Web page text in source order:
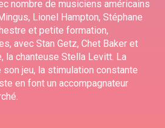
nombre de musiciens américains
Lionel Hampton, Stéphane
et petite formation,
avec Stan Getz, Chet Baker et
la chanteuse Stella Levitt. La
jeu, la stimulation constante
en font un accompagnateur